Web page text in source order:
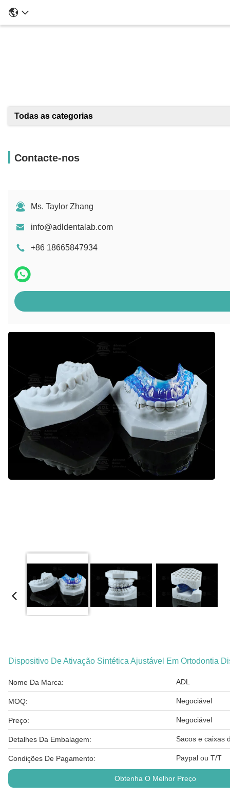
Todas as categorias
Contacte-nos
Ms. Taylor Zhang
info@adldentalab.com
+86 18665847934
Dispositivo De Ativação Sintética Ajustável Em Ortodontia
Nome Da Marca: ADL
MOQ: Negociável
Preço: Negociável
Detalhes Da Embalagem: Sacos e caixas
Condições De Pagamento: Paypal ou T/T
Obtenha O Melhor Preço